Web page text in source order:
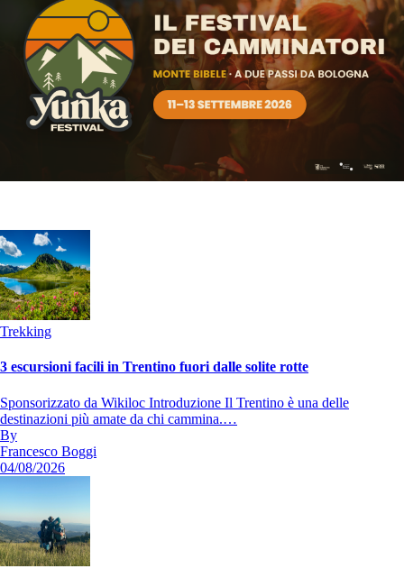
Trekking
3 escursioni facili in Trentino fuori dalle solite rotte
Sponsorizzato da Wikiloc Introduzione Il Trentino è una delle
destinazioni più amate da chi cammina.…
By
Francesco Boggi
04/08/2026